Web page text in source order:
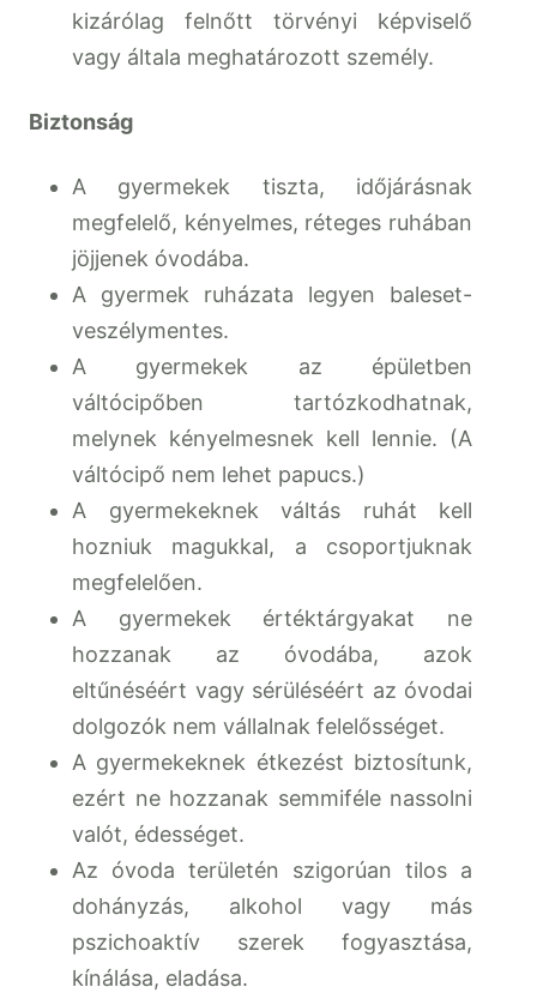
kizárólag felnőtt törvényi képviselő
vagy általa meghatározott személy.
Biztonság
A gyermekek tiszta, időjárásnak
megfelelő, kényelmes, réteges ruhában
jöjjenek óvodába.
A gyermek ruházata legyen baleset-
veszélymentes.
A gyermekek az épületben
váltócipőben tartózkodhatnak,
melynek kényelmesnek kell lennie. (A
váltócipő nem lehet papucs.)
A gyermekeknek váltás ruhát kell
hozniuk magukkal, a csoportjuknak
megfelelően.
A gyermekek értéktárgyakat ne
hozzanak az óvodába, azok
eltűnéséért vagy sérüléséért az óvodai
dolgozók nem vállalnak felelősséget.
A gyermekeknek étkezést biztosítunk,
ezért ne hozzanak semmiféle nassolni
valót, édességet.
Az óvoda területén szigorúan tilos a
dohányzás, alkohol vagy más
pszichoaktív szerek fogyasztása,
kínálása, eladása.